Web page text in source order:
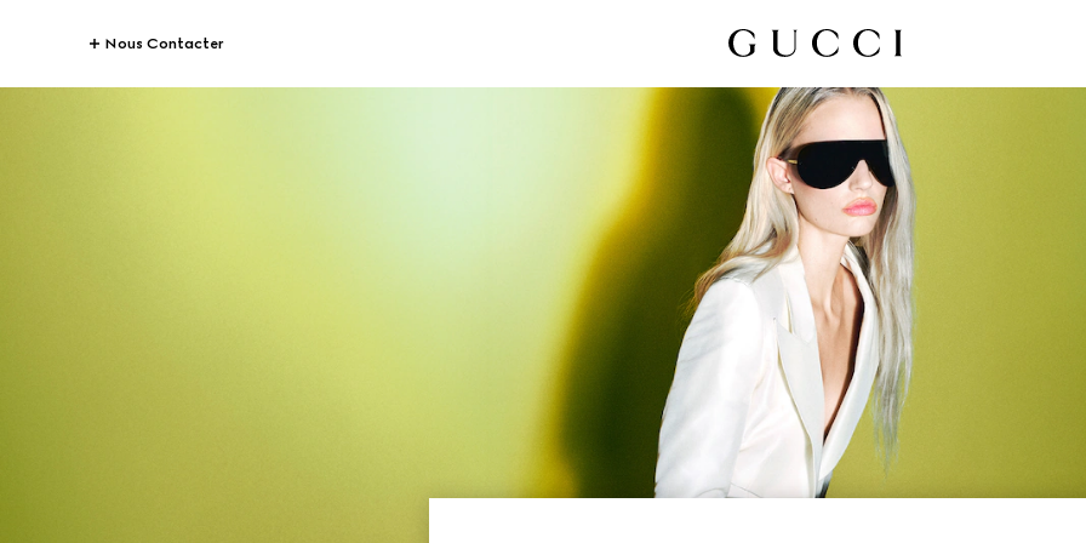
Nous Contacter